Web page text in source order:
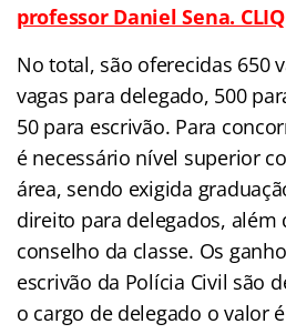
professor Daniel Sena.
No total, são oferecidas 650
vagas para delegado, 500
50 para escrivão. Para
é necessário nível superior
área, sendo exigida
direito para delegados, além
conselho da classe. Os
escrivão da Polícia Civil são
o cargo de delegado o valor